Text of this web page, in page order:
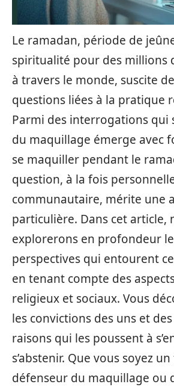
Le ramadan, période de
spiritualité pour des millions
à travers le monde, suscite
questions liées à la pratique
Parmi des interrogations qui
du maquillage émerge avec
se maquiller pendant le
question, à la fois
communautaire, mérite une
particulière. Dans cet article,
explorerons en profondeur
perspectives qui entourent
en tenant compte des
religieux et sociaux. Vous
les convictions des uns et
raisons qui les poussent à
s’abstenir. Que vous soyez
défenseur du maquillage ou